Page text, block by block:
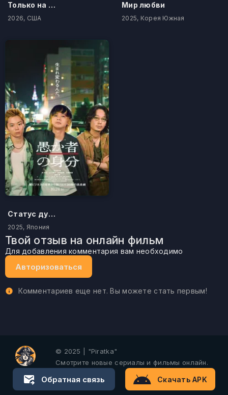
Только на одну ночь
2026, США
Мир любви
2025, Корея Южная
Статус дурака
2025, Япония
Твой отзыв на онлайн фильм
Для добавления комментария вам необходимо
Авторизоваться
Комментариев еще нет. Вы можете стать первым!
© 2025 | "Piratka"
Смотрите новые сериалы и фильмы онлайн.
Обратная связь Скачать APK